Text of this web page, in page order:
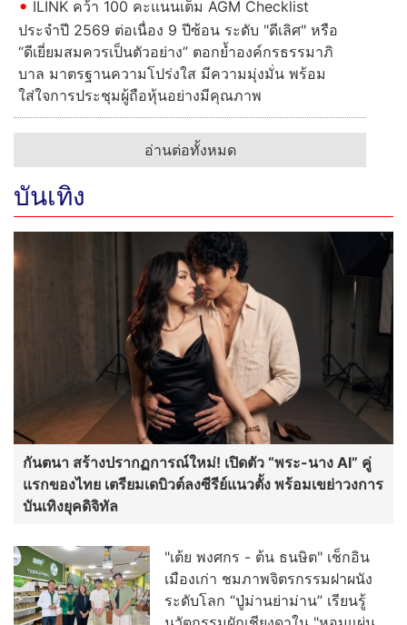
ILINK คว้า 100 คะแนนเต็ม AGM Checklist
ประจำปี 2569 ต่อเนื่อง 9 ปีซ้อน ระดับ "ดีเลิศ" หรือ
“ดีเยี่ยมสมควรเป็นตัวอย่าง” ตอกย้ำองค์กรธรรมาภิ
บาล มาตรฐานความโปร่งใส มีความมุ่งมั่น พร้อม
ใส่ใจการประชุมผู้ถือหุ้นอย่างมีคุณภาพ
อ่านต่อทั้งหมด
บันเทิง
กันตนา สร้างปรากฏการณ์ใหม่! เปิดตัว “พระ-นาง AI” คู่
แรกของไทย เตรียมเดบิวต์ลงซีรีย์แนวตั้ง พร้อมเขย่าวงการ
บันเทิงยุคดิจิทัล
"เต้ย พงศกร - ต้น ธนษิต" เช็กอิน
เมืองเก่า ชมภาพจิตรกรรมฝาผนัง
ระดับโลก “ปู่ม่านย่าม่าน” เรียนรู้